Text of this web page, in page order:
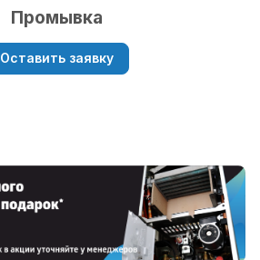
Промывка
Оставить заявку